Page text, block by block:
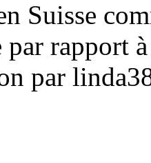
Suisse
par rapport
par